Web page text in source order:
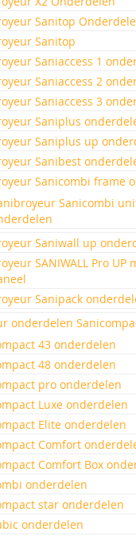
Sanitop
Sanitop
Saniaccess 1
Saniaccess 2
Saniaccess 3
Saniplus
Saniplus up
Sanibest
Sanicombi frame
Sanicombi
Saniwall up
SANIWALL Pro UP
Sanipack
onderdelen
43 onderdelen
48 onderdelen
pro onderdelen
Luxe onderdelen
Elite onderdelen
Comfort
Comfort Box
onderdelen
star onderdelen
onderdelen